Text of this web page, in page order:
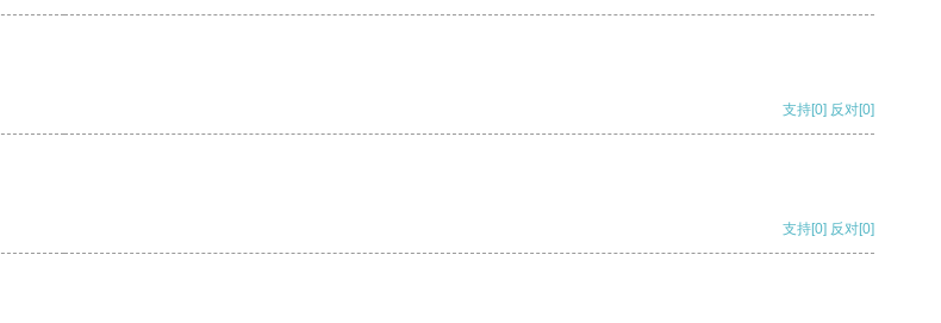
支持[0] 反对[0]
支持[0] 反对[0]